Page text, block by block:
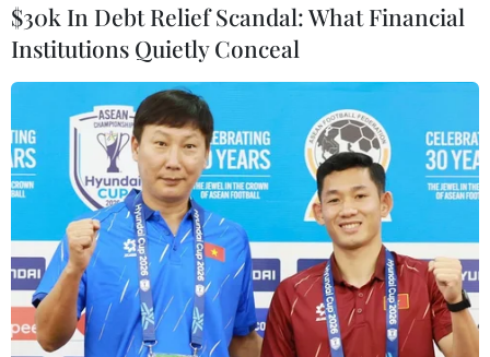
Ảnh minh họa. (Nguồn: TTXVN)
Hoạt động cầm đồ, tín dụng đen trên địa bàn
Vĩnh Phúc cũng như các tỉnh, thành phố khác
trong nước đã kéo theo hàng loạt bức xúc, mâu
thuẫn trong cộng đồng dân cư, bởi mức lãi suất
$30k In Debt Relief Scandal: What Financial
Institutions Quietly Conceal